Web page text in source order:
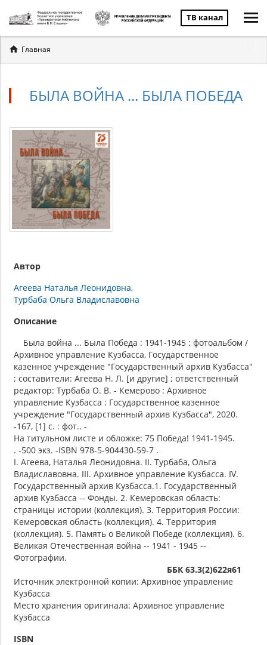
ТВ канал
Вы
здесь
Главная
БЫЛА ВОЙНА ... БЫЛА ПОБЕДА
Автор
Агеева Наталья Леонидовна
Турбаба Ольга Владиславовна
Описание
Была война ... Была Победа : 1941-1945 : фотоальбом /
Архивное управление Кузбасса, Государственное
казенное учреждение "Государственный архив Кузбасса"
; составители: Агеева Н. Л. [и другие] ; ответственный
редактор: Турбаба О. В. - Кемерово : Архивное
управление Кузбасса : Государственное казенное
учреждение "Государственный архив Кузбасса", 2020.
-167, [1] с. : фот.. -
На титульном листе и обложке: 75 Победа! 1941-1945.
. -500 экз. -ISBN 978-5-904430-59-7 .
I. Агеева, Наталья Леонидовна. II. Турбаба, Ольга
Владиславовна. III. Архивное управление Кузбасса. IV.
Государственный архив Кузбасса.1. Государственный
архив Кузбасса -- Фонды. 2. Кемеровская область:
страницы истории (коллекция). 3. Территория России:
Кемеровская область (коллекция). 4. Территория
(коллекция). 5. Память о Великой Победе (коллекция). 6.
Великая Отечественная война -- 1941 - 1945 --
Фотографии.
ББК 63.3(2)622я61
Источник электронной копии: Архивное управление
Кузбасса
Место хранения оригинала: Архивное управление
Кузбасса
ISBN